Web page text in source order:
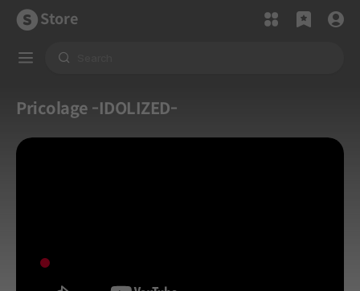
Store
Pricolage -IDOLIZED-